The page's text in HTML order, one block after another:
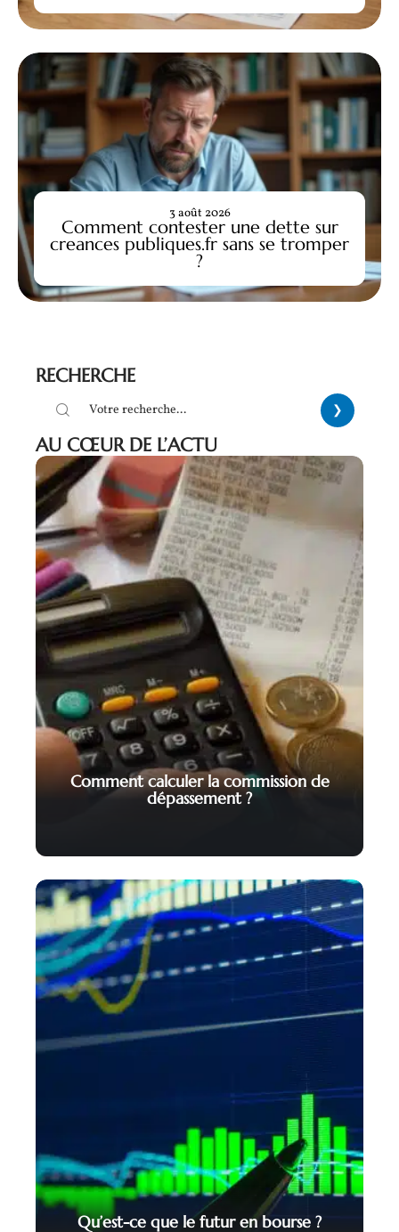
Comment contester une dette sur
creances publiques.fr sans se tromper
?
3 août 2026
RECHERCHE
AU CŒUR DE L’ACTU
Comment calculer la commission de
dépassement ?
Qu’est-ce que le futur en bourse ?